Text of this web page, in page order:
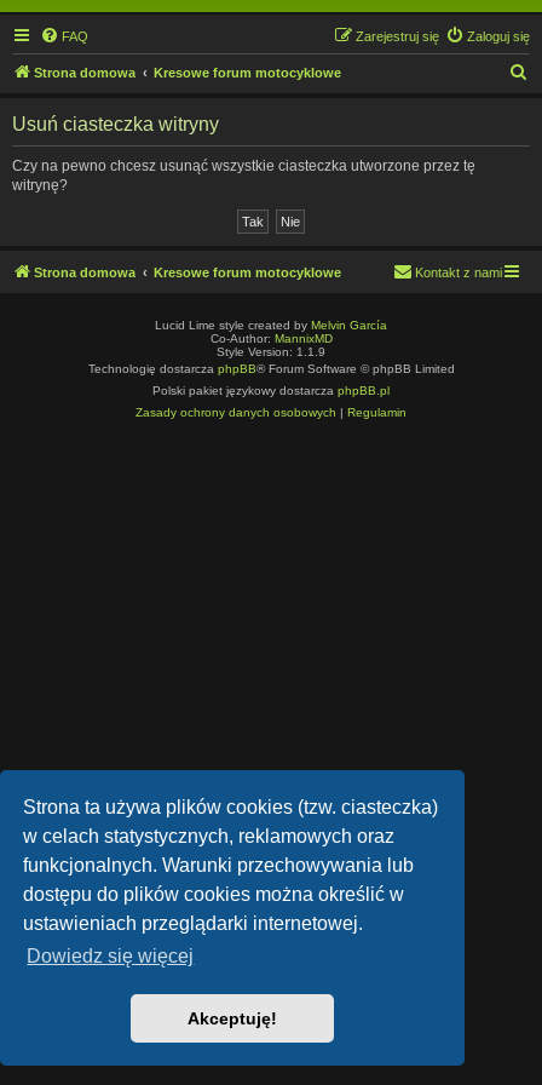
Strona ta używa plików cookies (tzw. ciasteczka)
w celach statystycznych, reklamowych oraz
funkcjonalnych. Warunki przechowywania lub
dostępu do plików cookies można określić w
ustawieniach przeglądarki internetowej.
Dowiedz się więcej
Akceptuję!
FAQ Zaloguj się
Zarejestruj się
Strona domowa Kresowe forum motocyklowe
Usuń ciasteczka witryny
Czy na pewno chcesz usunąć wszystkie ciasteczka utworzone przez tę
witrynę?
Strona domowa Kresowe forum motocyklowe Kontakt z nami
Lucid Lime style created by Melvin García
Co-Author: MannixMD
Style Version: 1.1.9
Technologię dostarcza phpBB® Forum Software © phpBB Limited
Polski pakiet językowy dostarcza phpBB.pl
Zasady ochrony danych osobowych | Regulamin